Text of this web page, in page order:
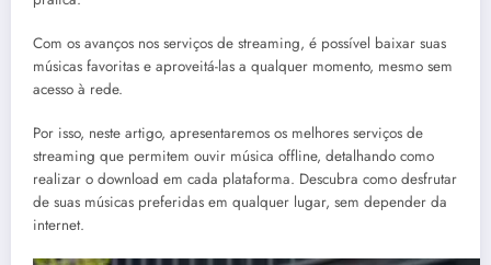
Com os avanços nos serviços de streaming, é possível baixar suas
músicas favoritas e aproveitá-las a qualquer momento, mesmo sem
acesso à rede.
Por isso, neste artigo, apresentaremos os melhores serviços de
streaming que permitem ouvir música offline, detalhando como
realizar o download em cada plataforma. Descubra como desfrutar
de suas músicas preferidas em qualquer lugar, sem depender da
internet.